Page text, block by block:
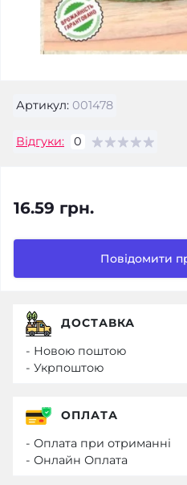
Артикул: 001478
Відгуки: 0
16.59 грн.
Повідомити
ДОСТАВКА
- Новою поштою
- Укрпоштою
ОПЛАТА
- Оплата при отриманні
- Онлайн Оплата